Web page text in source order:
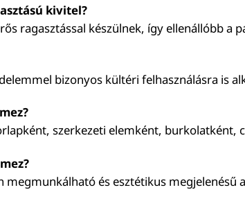
kivitel?
ragasztással készülnek, így ellenállóbb a
bizonyos kültéri felhasználásra is
szerkezeti elemként, burkolatként,
és esztétikus megjelenésű